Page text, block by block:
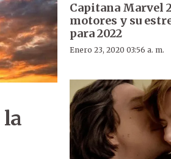
la
Capitana Marvel
motores y su
para 2022
Enero 23, 2020 03:56 a. m.